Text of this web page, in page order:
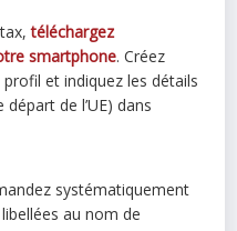
téléchargez
smartphone. Créez
et indiquez les détails
de l’UE) dans
systématiquement
au nom de